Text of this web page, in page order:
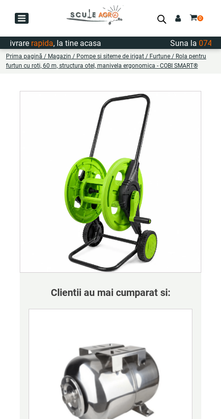
rapida, la tine acasa Suna la
Prima pagină / Magazin / Pompe si siteme de irigat / Furtune / Rola pentru
furtun cu roti, 60 m, structura otel, manivela ergonomica - COBI SMART®
Clientii au mai cumparat si: